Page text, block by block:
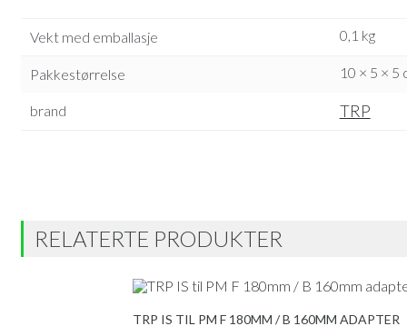
Vekt med emballasje 0,1 kg
Pakkestørrelse 10 × 5 × 5
brand TRP
RELATERTE PRODUKTER
TRP IS TIL PM F 180MM / B 160MM ADAPTER